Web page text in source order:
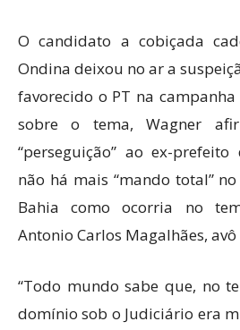
O candidato a cobiçada
Ondina deixou no ar a
favorecido o PT na
sobre o tema, Wagner
“perseguição” ao ex-
não há mais “mando total”
Bahia como ocorria no
Antonio Carlos Magalhães, avô
“Todo mundo sabe que, no
domínio sob o Judiciário era